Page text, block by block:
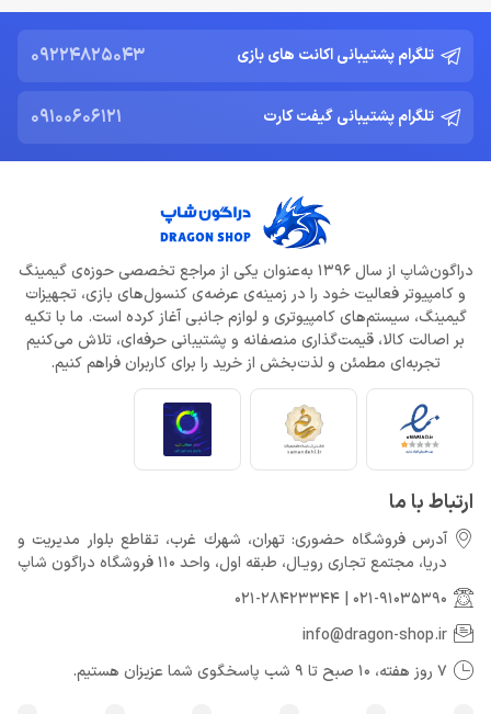
Nemesis
خرداد 22, 1404
افزایش قیمت بازی‌ها؛ آیا Xbox بازیکنان را به Game Pass سوق
می‌دهد؟
خرداد 22, 1404
Call of Duty: Black Ops 7 برای کنسول‌های نسل هشتم هم می‌آید
خرداد 22, 1404
تلگرام پشتیبانی اکانت های بازی 09224825043
تلگرام پشتیبانی گیفت کارت 09100606121
دراگون‌شاپ از سال 1396 به‌عنوان یکی از مراجع تخصصی حوزه‌ی گیمینگ
و کامپیوتر فعالیت خود را در زمینه‌ی عرضه‌ی کنسول‌های بازی، تجهیزات
گیمینگ، سیستم‌های کامپیوتری و لوازم جانبی آغاز کرده است. ما با تکیه
بر اصالت کالا، قیمت‌گذاری منصفانه و پشتیبانی حرفه‌ای، تلاش می‌کنیم
تجربه‌ای مطمئن و لذت‌بخش از خرید را برای کاربران فراهم کنیم.
ارتباط با ما
آدرس فروشگاه حضوری: تهران، شهرك غرب، تقاطع بلوار مدیریت و
دريا، مجتمع تجارى رويـال، طبقه اول، واحد 110 فروشگاه دراگون شاپ
021-91035390
|
021-28423344
info@dragon-shop.ir
7 روز هفته، 10 صبح تا 9 شب پاسخگوی شما عزیزان هستیم.